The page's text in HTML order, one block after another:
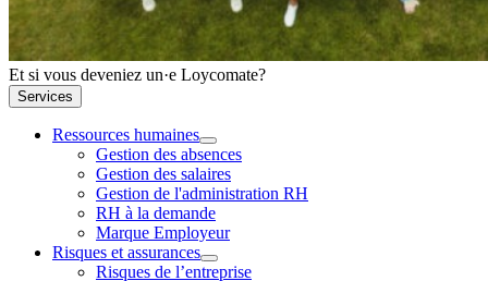
Et si vous deveniez un·e Loycomate?
Services
Ressources humaines
Gestion des absences
Gestion des salaires
Gestion de l'administration RH
RH à la demande
Marque Employeur
Risques et assurances
Risques de l’entreprise